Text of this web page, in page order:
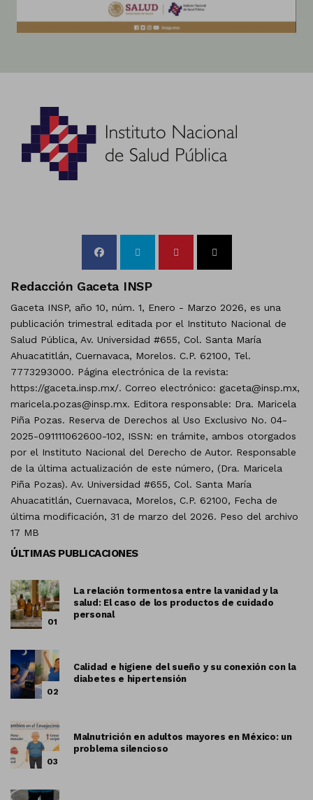
Redacción Gaceta INSP
Gaceta INSP, año 10, núm. 1, Enero - Marzo 2026, es una
publicación trimestral editada por el Instituto Nacional de
Salud Pública, Av. Universidad #655, Col. Santa María
Ahuacatitlán, Cuernavaca, Morelos. C.P. 62100, Tel.
7773293000. Página electrónica de la revista:
https://gaceta.insp.mx/. Correo electrónico: gaceta@insp.mx,
maricela.pozas@insp.mx. Editora responsable: Dra. Maricela
Piña Pozas. Reserva de Derechos al Uso Exclusivo No. 04-
2025-091111062600-102, ISSN: en trámite, ambos otorgados
por el Instituto Nacional del Derecho de Autor. Responsable
de la última actualización de este número, (Dra. Maricela
Piña Pozas). Av. Universidad #655, Col. Santa María
Ahuacatitlán, Cuernavaca, Morelos, C.P. 62100, Fecha de
última modificación, 31 de marzo del 2026. Peso del archivo
17 MB
ÚLTIMAS PUBLICACIONES
01
La relación tormentosa entre la vanidad y la
salud: El caso de los productos de cuidado
personal
02
Calidad e higiene del sueño y su conexión con la
diabetes e hipertensión
03
Malnutrición en adultos mayores en México: un
problema silencioso